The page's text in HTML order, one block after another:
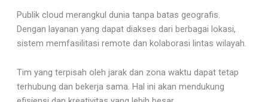
Publik cloud merangkul dunia tanpa batas geografis.
Dengan layanan yang dapat diakses dari berbagai lokasi,
sistem memfasilitasi remote dan kolaborasi lintas wilayah.
Tim yang terpisah oleh jarak dan zona waktu dapat tetap
terhubung dan bekerja sama. Hal ini akan mendukung